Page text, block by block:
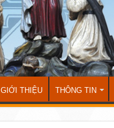
GIỚI THIỆU THÔNG TIN